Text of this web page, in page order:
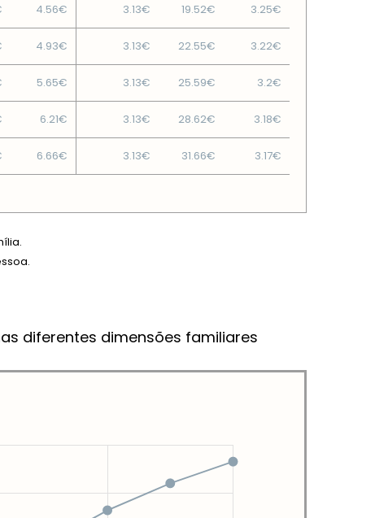
4.56€ 3.13€ 19.52€ 3.25€
4.93€ 3.13€ 22.55€ 3.22€
5.65€ 3.13€ 25.59€ 3.2€
6.21€ 3.13€ 28.62€ 3.18€
6.66€ 3.13€ 31.66€ 3.17€
diferentes dimensões familiares